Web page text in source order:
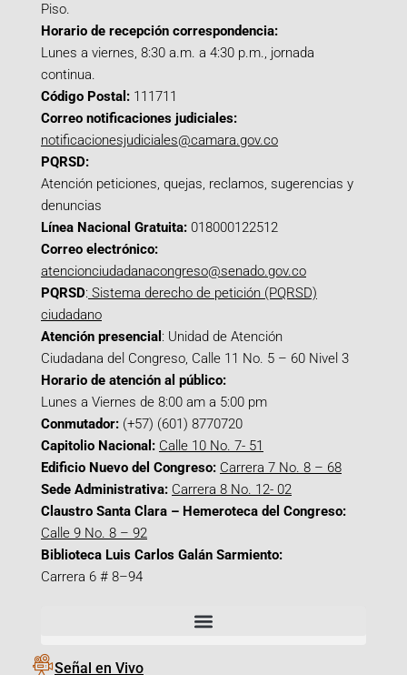
Piso.
Horario de recepción correspondencia:
Lunes a viernes, 8:30 a.m. a 4:30 p.m., jornada
continua.
Código Postal: 111711
Correo notificaciones judiciales:
notificacionesjudiciales@camara.gov.co
PQRSD:
Atención peticiones, quejas, reclamos, sugerencias y
denuncias
Línea Nacional Gratuita: 018000122512
Correo electrónico:
atencionciudadanacongreso@senado.gov.co
PQRSD: Sistema derecho de petición (PQRSD)
ciudadano
Atención presencial : Unidad de Atención
Ciudadana del Congreso, Calle 11 No. 5 – 60 Nivel 3
Horario de atención al público:
Lunes a Viernes de 8:00 am a 5:00 pm
Conmutador: (+57) (601) 8770720
Capitolio Nacional: Calle 10 No. 7- 51
Edificio Nuevo del Congreso: Carrera 7 No. 8 – 68
Sede Administrativa: Carrera 8 No. 12- 02
Claustro Santa Clara – Hemeroteca del Congreso:
Calle 9 No. 8 – 92
Biblioteca Luis Carlos Galán Sarmiento:
Carrera 6 # 8–94
Señal en Vivo